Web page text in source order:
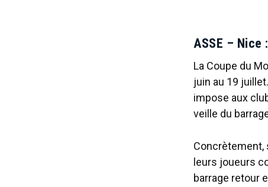
ASSE – Nice
La Coupe du
juin au 19
impose aux
veille du
Concrètement,
leurs joueurs
barrage retour